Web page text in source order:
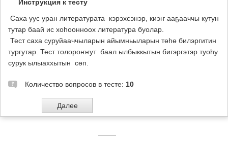
Инструкция к тесту
Саха уус уран литературата кэрэхсэнэр, киэҥ ааҕааччы кутун
тутар баай ис хоһоонноох литература буолар.
Тест саха суруйааччыларын айымньыларын төһө билэргитин
тургутар. Тест толороҥҥут баал ылбыккытын бигэргэтэр туоһу
сурук ылыаххытын сөп.
Количество вопросов в тесте: 10